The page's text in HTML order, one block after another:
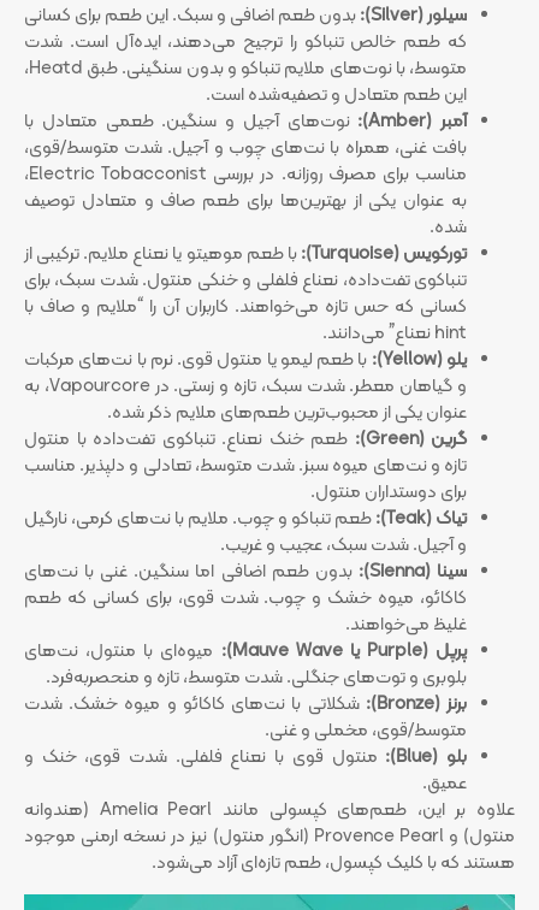
سیلور (Silver):
بدون طعم اضافی و سبک. این طعم برای کسانی
که طعم خالص تنباکو را ترجیح می‌دهند، ایده‌آل است. شدت
متوسط، با نوت‌های ملایم تنباکو و بدون سنگینی. طبق Heatd،
این طعم متعادل و تصفیه‌شده است.
آمبر (Amber):
نوت‌های آجیل و سنگین. طعمی متعادل با
بافت غنی، همراه با نت‌های چوب و آجیل. شدت متوسط/قوی،
مناسب برای مصرف روزانه. در بررسی Electric Tobacconist،
به عنوان یکی از بهترین‌ها برای طعم صاف و متعادل توصیف
شده.
تورکویس (Turquoise):
با طعم موهیتو یا نعناع ملایم. ترکیبی از
تنباکوی تفت‌داده، نعناع فلفلی و خنکی منتول. شدت سبک، برای
کسانی که حس تازه می‌خواهند. کاربران آن را “ملایم و صاف با
hint نعناع” می‌دانند.
یلو (Yellow):
با طعم لیمو یا منتول قوی. نرم با نت‌های مرکبات
و گیاهان معطر. شدت سبک، تازه و زستی. در Vapourcore، به
عنوان یکی از محبوب‌ترین طعم‌های ملایم ذکر شده.
گرین (Green):
طعم خنک نعناع. تنباکوی تفت‌داده با منتول
تازه و نت‌های میوه سبز. شدت متوسط، تعادلی و دلپذیر. مناسب
برای دوستداران منتول.
تیاک (Teak):
طعم تنباکو و چوب. ملایم با نت‌های کرمی، نارگیل
و آجیل. شدت سبک، عجیب و غریب.
سینا (Sienna):
بدون طعم اضافی اما سنگین. غنی با نت‌های
کاکائو، میوه خشک و چوب. شدت قوی، برای کسانی که طعم
غلیظ می‌خواهند.
پرپل (Purple یا Mauve Wave):
میوه‌ای با منتول، نت‌های
بلوبری و توت‌های جنگلی. شدت متوسط، تازه و منحصربه‌فرد.
برنز (Bronze):
شکلاتی با نت‌های کاکائو و میوه خشک. شدت
متوسط/قوی، مخملی و غنی.
بلو (Blue):
منتول قوی با نعناع فلفلی. شدت قوی، خنک و
عمیق.
علاوه بر این، طعم‌های کپسولی مانند Amelia Pearl (هندوانه
منتول) و Provence Pearl (انگور منتول) نیز در نسخه ارمنی موجود
هستند که با کلیک کپسول، طعم تازه‌ای آزاد می‌شود.